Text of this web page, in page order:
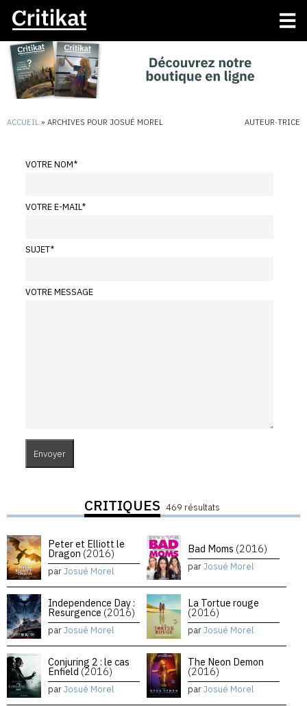
ACCUEIL » ARCHIVES POUR JOSUÉ MOREL AUTEUR·TRICE
VOTRE NOM*
VOTRE E-MAIL*
SUJET*
VOTRE MESSAGE
CRITIQUES 469 résultats
Peter et Elliott le
Dragon (2016)
parJosué Morel
Bad Moms (2016)
parJosué Morel
Independence Day :
Resurgence (2016)
parJosué Morel
La Tortue rouge
(2016)
parJosué Morel
Conjuring 2 : le cas
Enfield (2016)
parJosué Morel
The Neon Demon
(2016)
parJosué Morel